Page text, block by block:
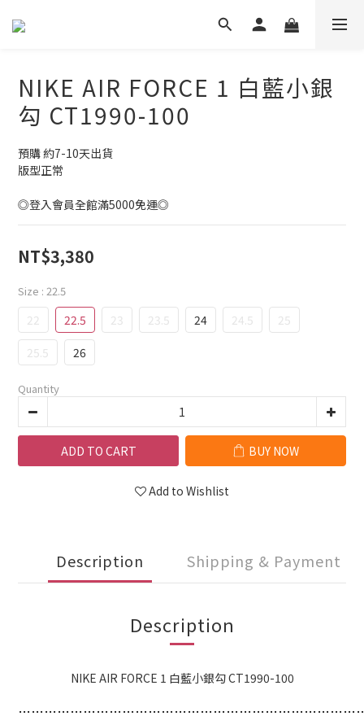
NIKE AIR FORCE 1 白藍小銀
勾 CT1990-100
預購 約7-10天出貨
版型正常
◎登入會員全館滿5000免運◎
NT$3,380
Size : 22.5
22 22.5 23 23.5 24 24.5
25
25.5
26
Quantity
ADD TO CART BUY NOW
Add to Wishlist
Description Shipping & Payment
Description
NIKE AIR FORCE 1 白藍小銀勾 CT1990-100
……………………………………………………………………